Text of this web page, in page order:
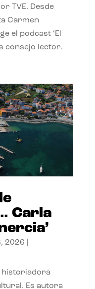
TVE. Desde
Carmen
el podcast ‘El
consejo lector.
Carla
2026
historiadora
Es autora